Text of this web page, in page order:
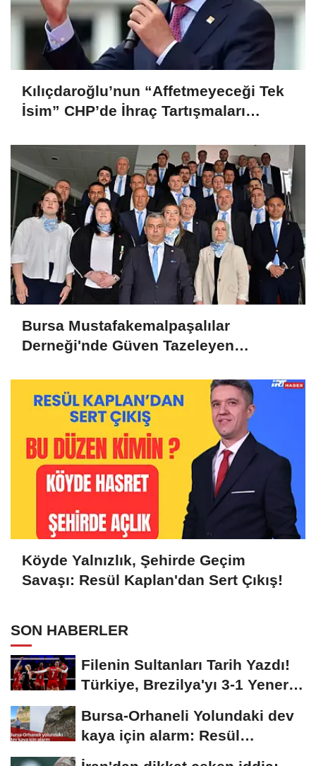
Kılıçdaroğlu’nun “Affetmeyeceği Tek
İsim” CHP’de İhraç Tartışmaları
Bursa Mustafakemalpaşalılar
Derneği'nde Güven Tazeleyen
Köyde Yalnızlık, Şehirde Geçim
Savaşı: Resül Kaplan'dan Sert Çıkış!
SON HABERLER
Filenin Sultanları Tarih Yazdı!
Türkiye, Brezilya'yı 3-1 Yenerek
Bursa-Orhaneli Yolundaki dev
kaya için alarm: Resül
Kaplan'dan yetkililere...